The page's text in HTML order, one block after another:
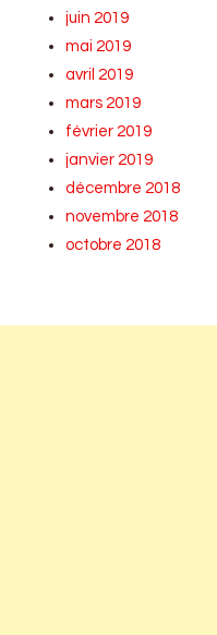
juin 2019
mai 2019
avril 2019
mars 2019
février 2019
janvier 2019
décembre 2018
novembre 2018
octobre 2018